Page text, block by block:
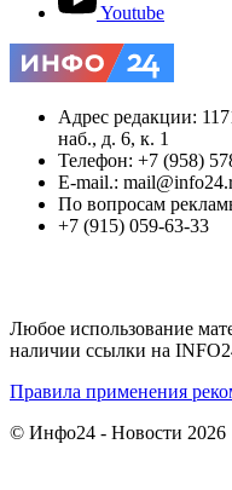
Youtube
Адрес редакции:
наб., д. 6, к. 1
Телефон: +7 (958)
E-mail.:
По вопросам
+7 (915) 059-63-33
Любое использование
наличии ссылки на
Правила применения
© Инфо24 - Новости 2026